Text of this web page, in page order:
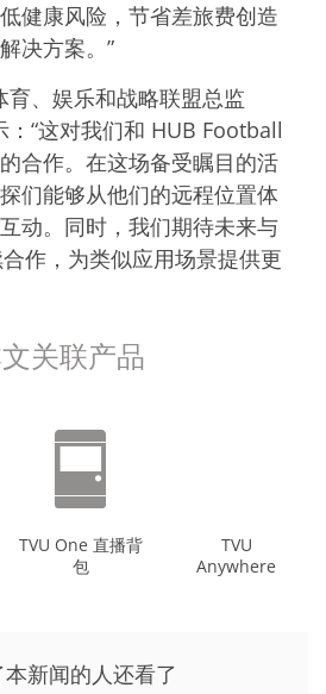
健康风险，节省差旅费创造
决方案。”
育、娱乐和战略联盟总监
“这对我们和 HUB Football
合作。在这场备受瞩目的活
们能够从他们的远程位置体
动。同时，我们期待未来与
作，为类似应用场景提供更
关联产品
TVU One 直播背
包
TVU
Anywhere
新闻的人还看了